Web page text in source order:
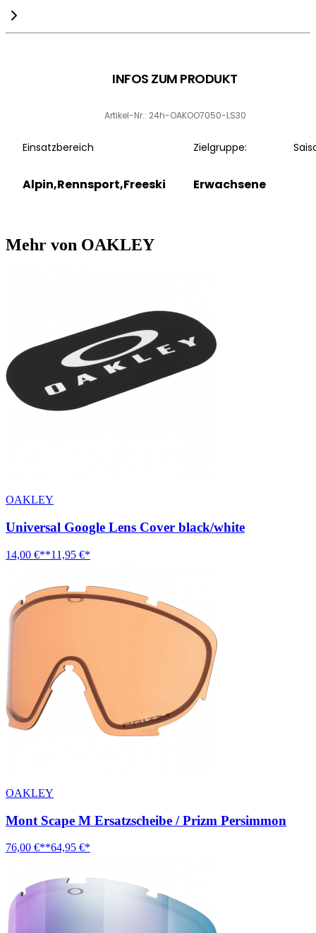
INFOS ZUM PRODUKT
Artikel-Nr.: 24h-OAKOO7050-LS30
Einsatzbereich
Alpin,Rennsport,Freeski
Zielgruppe:
Erwachsene
Mehr von OAKLEY
OAKLEY
Universal Google Lens Cover black/white
14,00 €**11,95 €*
OAKLEY
Mont Scape M Ersatzscheibe / Prizm Persimmon
76,00 €**64,95 €*